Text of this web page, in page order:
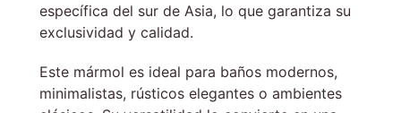
específica del sur de Asia, lo que garantiza su
exclusividad y calidad.
Este mármol es ideal para baños modernos,
minimalistas, rústicos elegantes o ambientes